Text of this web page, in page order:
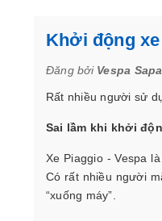
Khởi động
Đăng bởi Vespa Sapa
Rất nhiều người sử
Sai lầm khi khởi
Xe Piaggio - Vespa
Có rất nhiều người
“xuống máy”.